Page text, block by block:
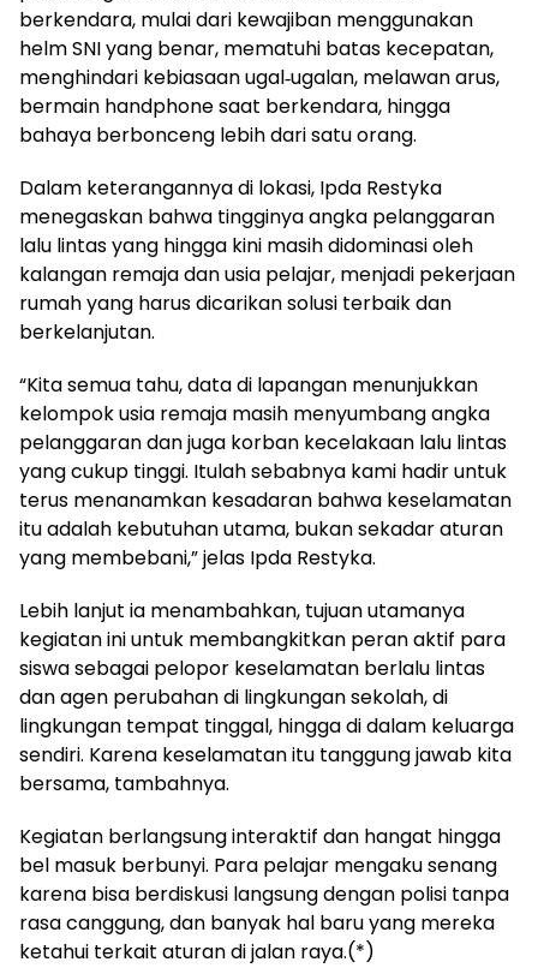
berkendara, mulai dari kewajiban menggunakan
helm SNI yang benar, mematuhi batas kecepatan,
menghindari kebiasaan ugal‑ugalan, melawan arus,
bermain handphone saat berkendara, hingga
bahaya berbonceng lebih dari satu orang.
Dalam keterangannya di lokasi, Ipda Restyka
menegaskan bahwa tingginya angka pelanggaran
lalu lintas yang hingga kini masih didominasi oleh
kalangan remaja dan usia pelajar, menjadi pekerjaan
rumah yang harus dicarikan solusi terbaik dan
berkelanjutan.
“Kita semua tahu, data di lapangan menunjukkan
kelompok usia remaja masih menyumbang angka
pelanggaran dan juga korban kecelakaan lalu lintas
yang cukup tinggi. Itulah sebabnya kami hadir untuk
terus menanamkan kesadaran bahwa keselamatan
itu adalah kebutuhan utama, bukan sekadar aturan
yang membebani,” jelas Ipda Restyka.
Lebih lanjut ia menambahkan, tujuan utamanya
kegiatan ini untuk membangkitkan peran aktif para
siswa sebagai pelopor keselamatan berlalu lintas
dan agen perubahan di lingkungan sekolah, di
lingkungan tempat tinggal, hingga di dalam keluarga
sendiri. Karena keselamatan itu tanggung jawab kita
bersama, tambahnya.
Kegiatan berlangsung interaktif dan hangat hingga
bel masuk berbunyi. Para pelajar mengaku senang
karena bisa berdiskusi langsung dengan polisi tanpa
rasa canggung, dan banyak hal baru yang mereka
ketahui terkait aturan di jalan raya.(*)